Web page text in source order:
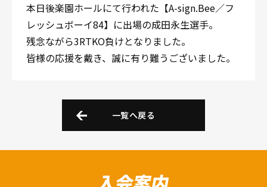
八王子中屋ボクシングジム
〒192-0072 東京都八王子市南町3-8 第2原嶋ビル1F
Tel/Fax：042-622-7222
営業時間：月〜土 14:00〜22:00 / 日・祝 14:00〜19:00
本日後楽園ホールにて行われた【A-sign.Bee／フ
レッシュボーイ84】に出場の成田永生選手。
残念ながら3RTKO負けとなりました。
皆様の応援を戴き、誠に有り難うございました。
一覧へ戻る